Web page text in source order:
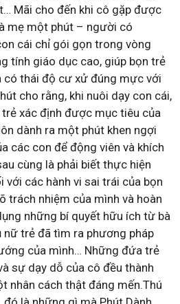
Mãi cho đến khi cô gặp được
mẹ một phút – người có
cái chỉ gói gọn trong vòng
tính giáo dục cao, giúp bọn trẻ
có thái độ cư xử đúng mực với
cho rằng, khi nuôi dạy con cái,
xác định được mục tiêu của
dành ra một phút khen ngợi
các con để động viên và khích
cùng là phải biết thực hiện
với các hành vi sai trái của bọn
trách nhiệm của mình và hoàn
những bí quyết hữu ích từ bà
trẻ đã tìm ra phương pháp
của mình… Những đứa trẻ
sự dạy dỗ của cô đều thành
nhân cách thật đáng mến.Thú